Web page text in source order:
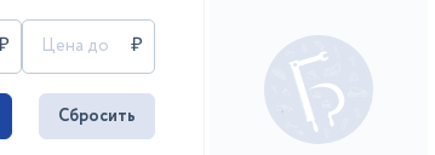
Сбросить